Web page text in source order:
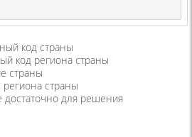
код страны
код региона страны
страны
страны
достаточно для решения